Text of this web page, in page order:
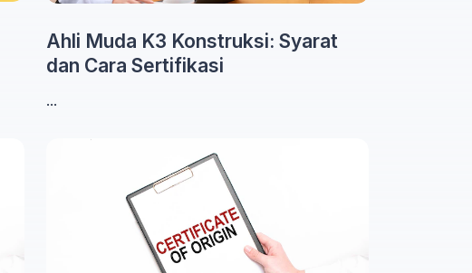
Ahli Muda K3 Konstruksi: Syarat
dan Cara Sertifikasi
...